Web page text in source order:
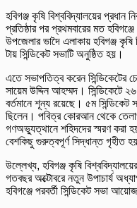
হবিগঞ্জ কৃষি বিশ্ববিদ্যালয়ের প্রধান
প্রতিষ্ঠার পর প্রথমবারের মত
উপজেলার ভাদৈ এলাকায় হবিগঞ্জ কৃষি
টায় সিন্ডিকেট সভাটি অনুষ্ঠিত হয়।
এতে সভাপতিত্ব করেন সিন্ডিকেটের
সায়েম উদ্দিন আহম্মদ। সিন্ডিকেটে
বর্তমানে শূন্য রয়েছে। ৫ম
ছিলেন। পবিত্র কোরআন থেকে
গণঅভ্যুত্থানে শহিদদের স্মরণ করা
বেশকিছু গুরুত্বপূর্ণ সিদ্ধান্ত গৃহীত
উল্লেখ্য, হবিগঞ্জ কৃষি
গতবছর অক্টোবরে নতুন উপাচার্য
হবিগঞ্জে পরবর্তী সিন্ডিকেট সভা